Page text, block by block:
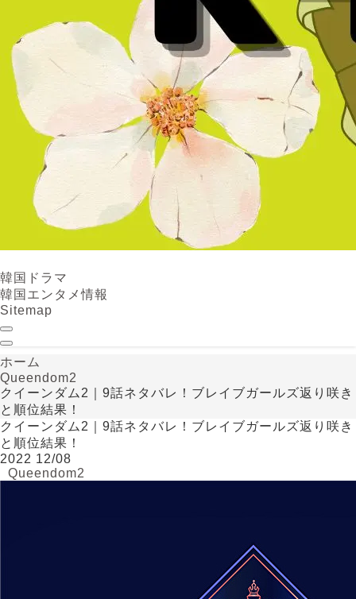
韓国ドラマ
韓国エンタメ情報
Sitemap
ホーム
Queendom2
クイーンダム2｜9話ネタバレ！ブレイブガールズ返り咲き
と順位結果！
クイーンダム2｜9話ネタバレ！ブレイブガールズ返り咲き
と順位結果！
2022 12/08
Queendom2